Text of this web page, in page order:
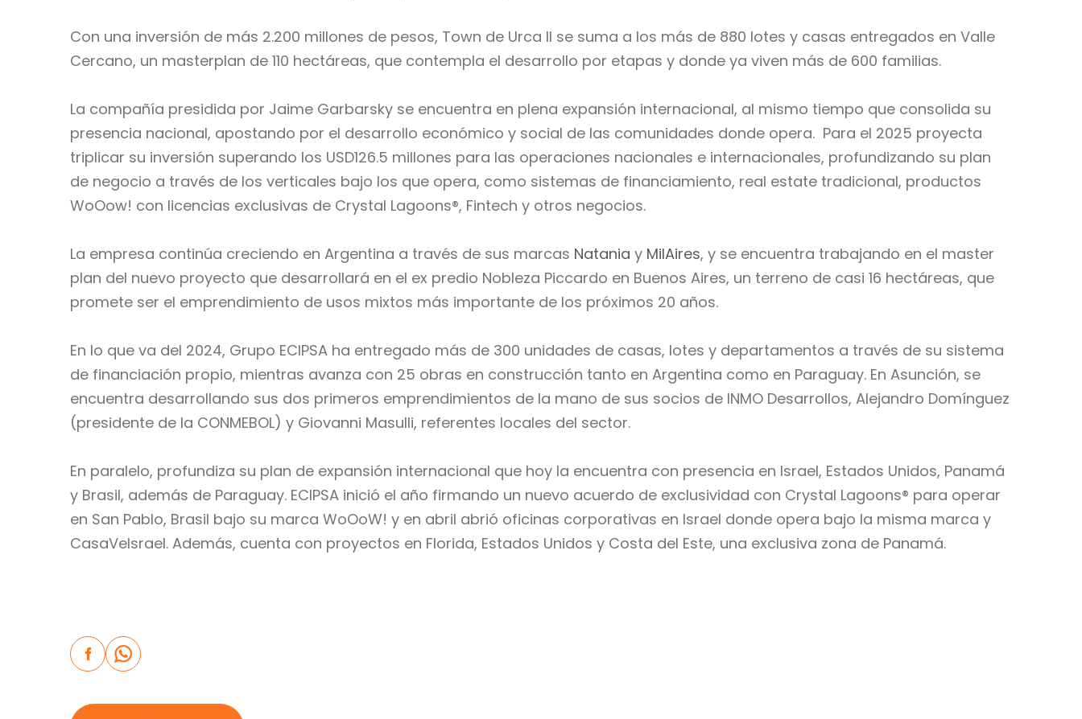
Con una inversión de más 2.200 millones de pesos, Town de Urca II se suma a los más de 880 lotes y casas entregados en Valle
Cercano, un masterplan de 110 hectáreas, que contempla el desarrollo por etapas y donde ya viven más de 600 familias.
La compañía presidida por Jaime Garbarsky se encuentra en plena expansión internacional, al mismo tiempo que consolida su
presencia nacional, apostando por el desarrollo económico y social de las comunidades donde opera. Para el 2025 proyecta
triplicar su inversión superando los USD126.5 millones para las operaciones nacionales e internacionales, profundizando su plan
de negocio a través de los verticales bajo los que opera, como sistemas de financiamiento, real estate tradicional, productos
WoOow! con licencias exclusivas de Crystal Lagoons®, Fintech y otros negocios.
La empresa continúa creciendo en Argentina a través de sus marcas Natania y MilAires, y se encuentra trabajando en el master
plan del nuevo proyecto que desarrollará en el ex predio Nobleza Piccardo en Buenos Aires, un terreno de casi 16 hectáreas, que
promete ser el emprendimiento de usos mixtos más importante de los próximos 20 años.
En lo que va del 2024, Grupo ECIPSA ha entregado más de 300 unidades de casas, lotes y departamentos a través de su sistema
de financiación propio, mientras avanza con 25 obras en construcción tanto en Argentina como en Paraguay. En Asunción, se
encuentra desarrollando sus dos primeros emprendimientos de la mano de sus socios de INMO Desarrollos, Alejandro Domínguez
(presidente de la CONMEBOL) y Giovanni Masulli, referentes locales del sector.
En paralelo, profundiza su plan de expansión internacional que hoy la encuentra con presencia en Israel, Estados Unidos, Panamá
y Brasil, además de Paraguay. ECIPSA inició el año firmando un nuevo acuerdo de exclusividad con Crystal Lagoons® para operar
en San Pablo, Brasil bajo su marca WoOoW! y en abril abrió oficinas corporativas en Israel donde opera bajo la misma marca y
CasaVeIsrael. Además, cuenta con proyectos en Florida, Estados Unidos y Costa del Este, una exclusiva zona de Panamá.